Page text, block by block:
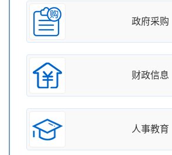
政府采购
财政信息
人事教育